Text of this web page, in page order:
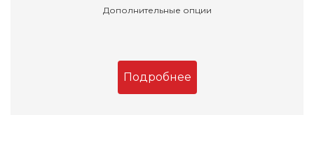
Дополнительные опции
Подробнее